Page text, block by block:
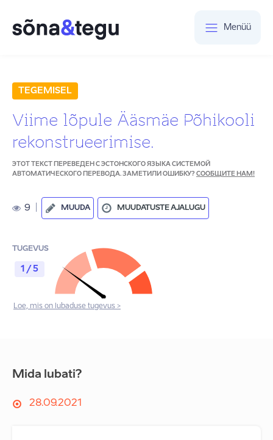
Menüü
TEGEMISEL
Viime lõpule Ääsmäe Põhikooli
rekonstrueerimise.
ЭТОТ ТЕКСТ ПЕРЕВЕДЕН С ЭСТОНСКОГО ЯЗЫКА СИСТЕМОЙ
АВТОМАТИЧЕСКОГО ПЕРЕВОДА. ЗАМЕТИЛИ ОШИБКУ? СООБЩИТЕ НАМ!
9 MUUDA MUUDATUSTE AJALUGU
TUGEVUS
1 / 5
Loe, mis on lubaduse tugevus >
Mida lubati?
28.09.2021